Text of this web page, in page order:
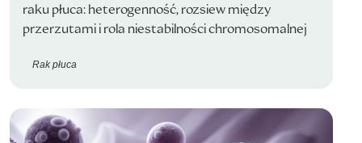
raku płuca: heterogenność, rozsiew między
przerzutami i rola niestabilności chromosomalnej
Rak płuca